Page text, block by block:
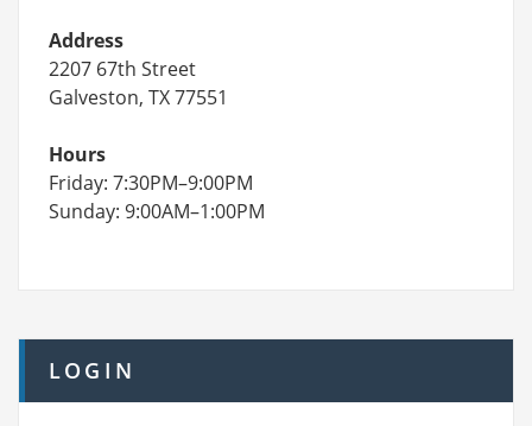
Address
2207 67th Street
Galveston, TX 77551
Hours
Friday: 7:30PM–9:00PM
Sunday: 9:00AM–1:00PM
LOGIN